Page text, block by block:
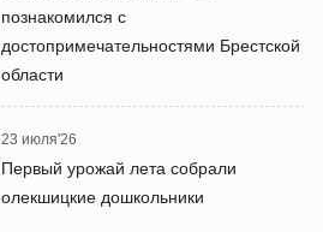
познакомился с
достопримечательностями Брестской
области
23 июля'26
Первый урожай лета собрали
олекшицкие дошкольники